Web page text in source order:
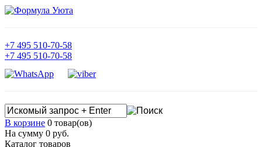
+7 495 510-70-58
+7 495 510-70-58
В корзине 0 товар(ов)
На сумму 0 руб.
Каталог товаров